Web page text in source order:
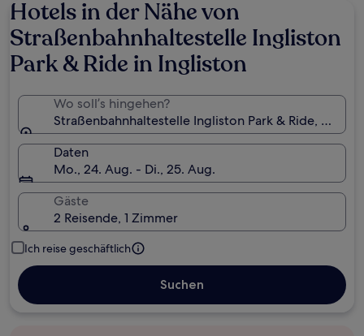
Hotels in der Nähe von
Straßenbahnhaltestelle Ingliston
Park & Ride in Ingliston
Wo soll’s hingehen?
Straßenbahnhaltestelle Ingliston Park & Ride,
Daten
Mo., 24. Aug. - Di., 25. Aug.
Gäste
2 Reisende, 1 Zimmer
Ich reise geschäftlich
Suchen